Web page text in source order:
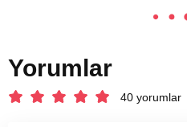
Yorumlar
40 yorumlar